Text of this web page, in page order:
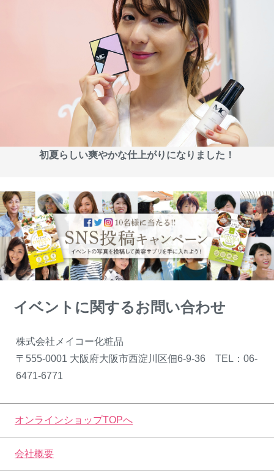
初夏らしい爽やかな仕上がりになりました！
イベントに関するお問い合わせ
株式会社メイコー化粧品
〒555-0001 大阪府大阪市西淀川区佃6-9-36 TEL：06-
6471-6771
オンラインショップTOPへ
会社概要